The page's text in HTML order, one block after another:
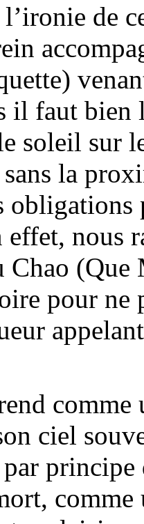
de
il faut bien
soleil sur
la
obligations
nous
Chao
pour ne
ciel
comme